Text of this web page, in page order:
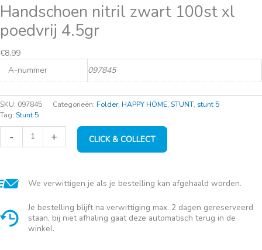
Handschoen nitril zwart 100st xl
poedvrij 4.5gr
€8,99
A-nummer
097845
SKU: 097845 Categorieën: Folder, HAPPY HOME, STUNT, stunt 5
Tag: Stunt 5
-
Handschoen
nitril
poedvrij
+ CLICK & COLLECT
We verwittigen je als je bestelling kan afgehaald worden.
Je bestelling blijft na verwittiging max. 2 dagen gereserveerd
staan, bij niet afhaling gaat deze automatisch terug in de
winkel.